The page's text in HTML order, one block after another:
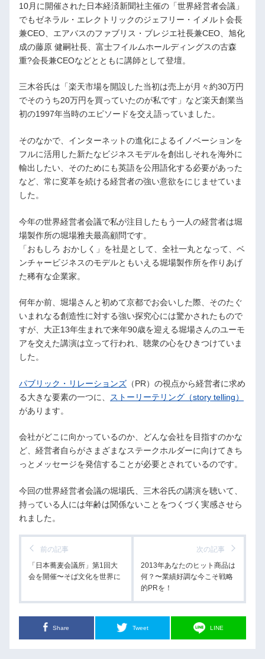
10月に開催された日本経済新聞社主催の「世界経営者会議」
でもゼネラル・エレクトリックのジェフリー・イメルト会長
兼CEO、エアバスのファブリス・ブレジエ社長兼CEO、旭化
成の藤原 健嗣社長、富士フイルムホールディングスの古森
重?会長兼CEOなどとともに講師として登壇。
三木谷氏は「楽天市場を開設した当初は売上が月々約30万円
でそのうち20万円を買っていたのが私です」など楽天創業当
初の1997年当時のエピソードを交え語っていました。
そのなかで、インターネットの進化によるイノベーションを
フルに活用した新たなビジネスモデルを創出しそれを海外に
輸出したい、そのためにも英語を公用語化する必要があった
など、常に変革を続ける経営者の強い意欲をにじませていま
した。
今年の世界経営者会議で私が注目したもう一人の経営者は堀
場製作所の堀場雅夫最高顧問です。
「おもしろ おかしく」を社是として、全社一丸となって、ベ
ンチャービジネスのモデルともいえる堀場製作所を作りあげ
た稀有な企業家。
何年か前、堀場さんと初めて京都でお会いした際、そのたぐ
いまれなる創造性に対する強い探究心には驚かされたもので
すが、大正13年生まれで来年90歳を迎える堀場さんのユーモ
アを交えた講演は立って行われ、聴衆の心をひきつけていま
した。
パブリック・リレーションズ （PR）の視点から経営者に求め
る大きな要素の一つに、
ストーリーテリング（story telling）
があります。
会社がどこに向かっているのか、どんな会社を目指すのかな
ど、経営者自らがさまざまなステークホルダーに向けてきち
っとメッセージを発信することが必要とされているのです。
今回の世界経営者会議の堀場氏、三木谷氏の講演を聴いて、
持っている人には年齢は関係ないことをつくづく実感させら
れました。
前の記事
「日本蕎麦会議所」第1回大
会を開催〜そば文化を世界に
次の記事
2013年あなたのヒット商品は
何？〜業績好調な今こそ戦略
的PRを！
Share Tweet LINE